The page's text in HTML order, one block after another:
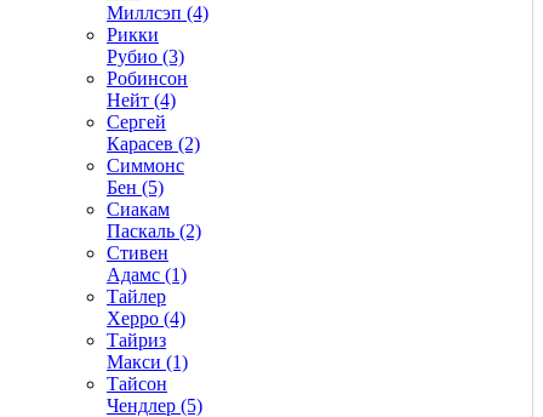
Миллсэп (4)
Рикки
Рубио (3)
Робинсон
Нейт (4)
Сергей
Карасев (2)
Симмонс
Бен (5)
Сиакам
Паскаль (2)
Стивен
Адамс (1)
Тайлер
Херро (4)
Тайриз
Макси (1)
Тайсон
Чендлер (5)